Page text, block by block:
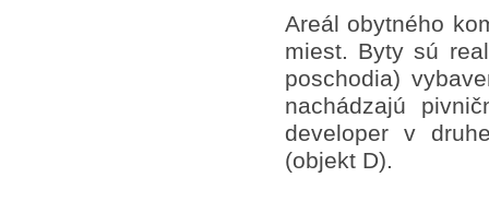
Areál obytného
miest. Byty sú
poschodia)
nachádzajú
developer v
(objekt D).